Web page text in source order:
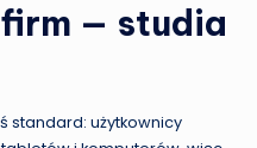
— studia
standard: użytkownicy